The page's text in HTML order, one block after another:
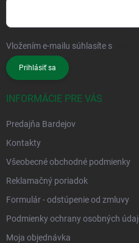
Vložením e-mailu súhlasíte s
Prihlásiť sa
INFORMÁCIE PRE VÁS
Predajňa Bardejov
Kontakty
Všeobecné obchodné podmienky
Reklamačný poriadok
Formulár - odstúpenie od zmluvy
Podmienky ochrany osobných
Moja objednávka